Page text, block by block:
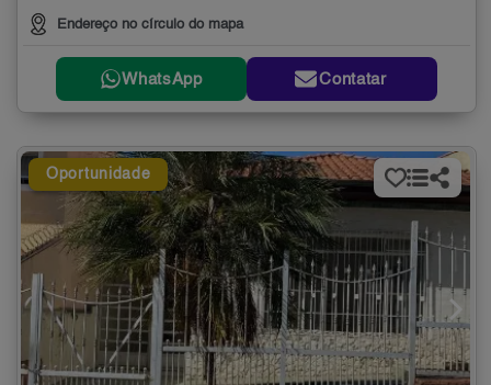
Endereço no círculo do mapa
WhatsApp Contatar
Oportunidade